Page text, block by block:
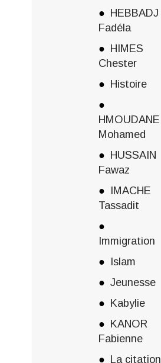
HEBBADJ
Fadéla
HIMES
Chester
Histoire
HMOUDANE
Mohamed
HUSSAIN
Fawaz
IMACHE
Tassadit
Immigration
Islam
Jeunesse
Kabylie
KANOR
Fabienne
La citation